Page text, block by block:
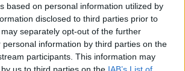
based on personal information utilized by
disclosed to third parties prior to
separately opt-out of the further
personal information by third parties on the
participants. This information may
us to third parties on the IAB’s List of